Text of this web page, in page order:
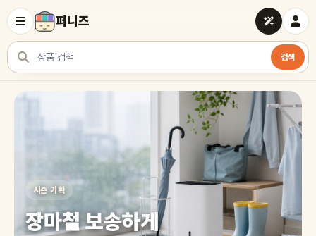
퍼니즈
상품 검색
검색
여러 쇼핑몰 상품을 한곳에서 찾아보세요
시즌 기획
장마철 보송하게